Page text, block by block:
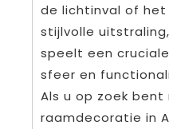
de lichtinval of het
stijlvolle
speelt een
sfeer en
Als u op zoek
raamdecoratie in